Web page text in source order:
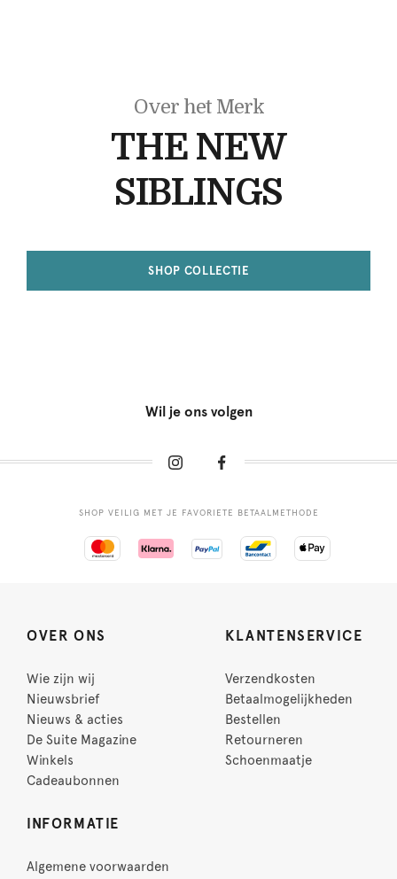
Over het Merk
THE NEW
SIBLINGS
SHOP COLLECTIE
Wil je ons volgen
SHOP VEILIG MET JE FAVORIETE BETAALMETHODE
OVER ONS
Wie zijn wij
Nieuwsbrief
Nieuws & acties
De Suite Magazine
Winkels
Cadeaubonnen
KLANTENSERVICE
Verzendkosten
Betaalmogelijkheden
Bestellen
Retourneren
Schoenmaatje
INFORMATIE
Algemene voorwaarden